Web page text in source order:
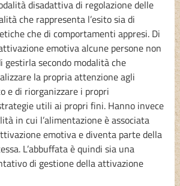
disadattiva di regolazione delle
che rappresenta l’esito sia di
che di comportamenti appresi. Di
emotiva alcune persone non
gestirla secondo modalità che
la propria attenzione agli
e di riorganizzare i propri
utili ai propri fini. Hanno invece
in cui l’alimentazione è associata
emotiva e diventa parte della
L’abbuffata è quindi sia una
di gestione della attivazione